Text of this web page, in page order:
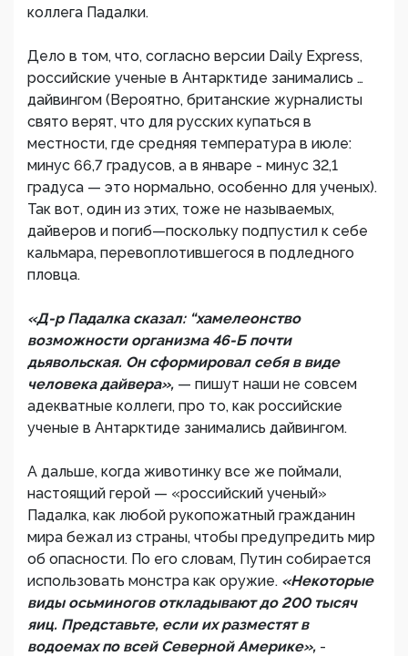
коллега Падалки.
Дело в том, что, согласно версии Daily Express,
российские ученые в Антарктиде занимались …
дайвингом (Вероятно, британские журналисты
свято верят, что для русских купаться в
местности, где средняя температура в июле:
минус 66,7 градусов, а в январе - минус 32,1
градуса — это нормально, особенно для ученых).
Так вот, один из этих, тоже не называемых,
дайверов и погиб—поскольку подпустил к себе
кальмара, перевоплотившегося в подледного
пловца.
«Д-р Падалка сказал: “хамелеонство
возможности организма 46-Б почти
дьявольская. Он сформировал себя в виде
человека дайвера», — пишут наши не совсем
адекватные коллеги, про то, как российские
ученые в Антарктиде занимались дайвингом.
А дальше, когда животинку все же поймали,
настоящий герой — «российский ученый»
Падалка, как любой рукопожатный гражданин
мира бежал из страны, чтобы предупредить мир
об опасности. По его словам, Путин собирается
использовать монстра как оружие. «Некоторые
виды осьминогов откладывают до 200 тысяч
яиц. Представьте, если их разместят в
водоемах по всей Северной Америке», -